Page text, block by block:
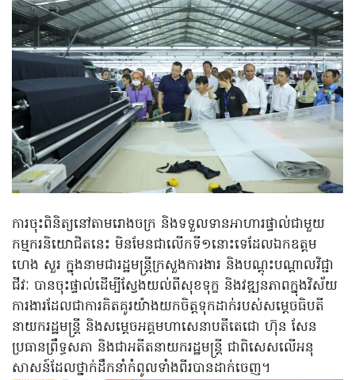
ការចុះពិនិត្យនៅតាមរោងចក្រ និងទទួលទានអាហារផ្ទាល់ជាមួយ
កម្មករនិយោជិតនេះ មិនមែនជាលើកទី១នោះទេដែលឯកឧត្តម
ហេង សួរ ក្នុងនាមជារដ្ឋមន្ត្រីក្រសួងការងារ និងបណ្តុះបណ្តាលវិជ្ជា
ជីវៈ បានចុះផ្ទាល់ដើម្បីស្វែងយល់ពីសុខទុក្ខ និងវឌ្ឍនភាពក្នុងវិស័យ
ការងារដែលជាការគិតគូរយ៉ាងយកចិត្តទុកដាក់របស់សម្តេចធិបតី
នាយករដ្ឋមន្ត្រី និងសម្តេចអគ្គមហាសេនាបតីតេជោ ហ៊ុន សែន
ប្រធានព្រឹទ្ធសភា និងជាអតីតនាយករដ្ឋមន្ត្រី ជាពិសេសលើអនុ
សាសន៍ដែលថ្នាក់ដឹកនាំកំពូលទាំងពីរបានដាក់ចេញ។